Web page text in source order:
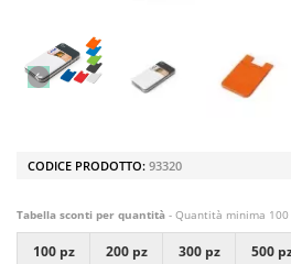
CODICE PRODOTTO: 93320
Tabella sconti per quantità - Quantità minima 100
100 pz 200 pz 300 pz 500